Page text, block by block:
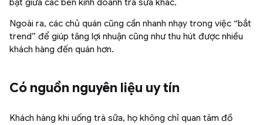
bật giữa các bên kinh doanh trà sữa khác.
Ngoài ra, các chủ quán cũng cần nhanh nhạy trong việc “bắt
trend” để giúp tăng lợi nhuận cũng như thu hút được nhiều
khách hàng đến quán hơn.
Có nguồn nguyên liệu uy tín
Khách hàng khi uống trà sữa, họ không chỉ quan tâm đồ